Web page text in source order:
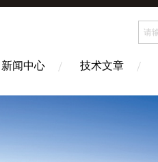
新闻中心 技术文章